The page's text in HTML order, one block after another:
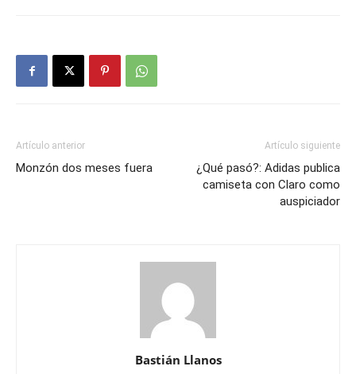
Artículo anterior
Monzón dos meses fuera
Artículo siguiente
¿Qué pasó?: Adidas publica
camiseta con Claro como
auspiciador
Bastián Llanos